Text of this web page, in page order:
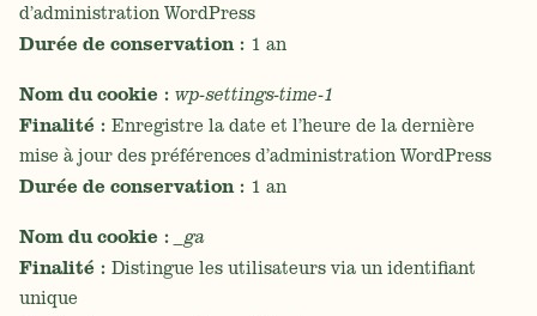
d’administration WordPress
Durée de conservation : 1 an
Nom du cookie : wp-settings-time-1
Finalité : Enregistre la date et l’heure de la dernière
mise à jour des préférences d’administration WordPress
Durée de conservation : 1 an
Nom du cookie : _ga
Finalité : Distingue les utilisateurs via un identifiant
unique